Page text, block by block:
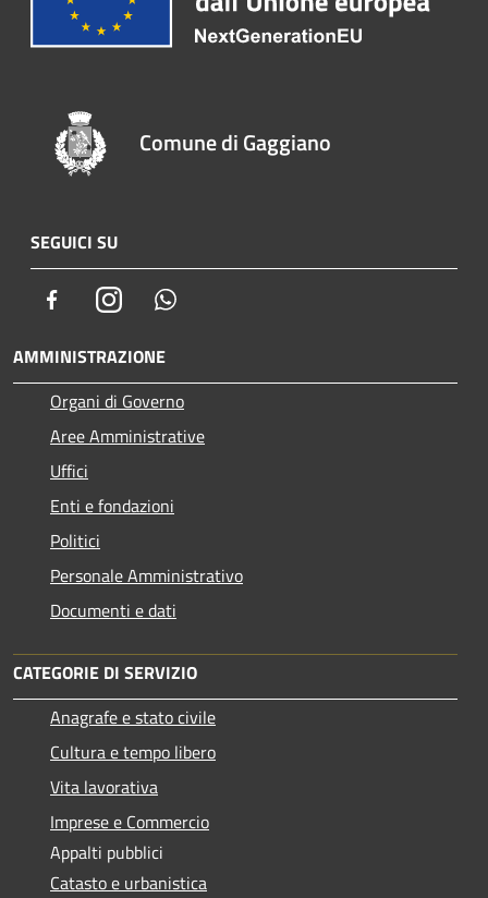
Comune di Gaggiano
SEGUICI SU
FacebookInstagram
AMMINISTRAZIONE
Organi di Governo
Aree Amministrative
Uffici
Enti e fondazioni
Politici
Personale Amministrativo
Documenti e dati
CATEGORIE DI SERVIZIO
Anagrafe e stato civile
Cultura e tempo libero
Vita lavorativa
Imprese e Commercio
Appalti pubblici
Catasto e urbanistica